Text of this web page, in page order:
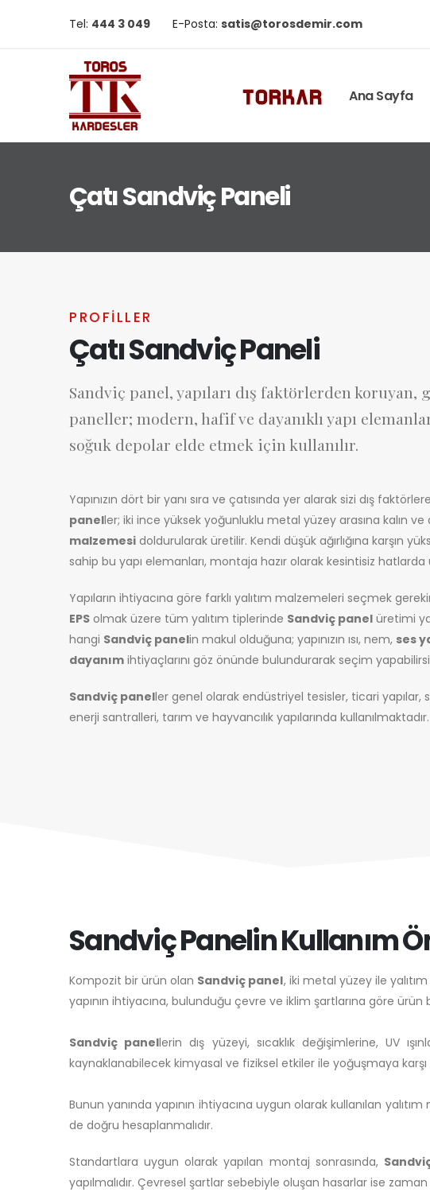
Tel: 444 3 049 E-Posta: satis@torosdemir.com
Ana Sayfa
Çatı Sandviç Paneli
PROFILLER
Çatı Sandviç Paneli
Sandviç panel, yapıları dış faktörlerden
paneller; modern, hafif ve dayanıklı yapı
soğuk depolar elde etmek için kullanılır.
Yapınızın dört bir yanı sıra ve çatısında yer alarak sizi dış
paneller; iki ince yüksek yoğunluklu metal yüzey arasına kalın
malzemesi doldurularak üretilir. Kendi düşük ağırlığına karşın
sahip bu yapı elemanları, montaja hazır olarak kesintisiz hatlarda
Yapıların ihtiyacına göre farklı yalıtım malzemeleri seçmek
EPS olmak üzere tüm yalıtım tiplerinde Sandviç panel üretimi
hangi Sandviç panelin makul olduğuna; yapınızın ısı, nem, ses
dayanım ihtiyaçlarını göz önünde bulundurarak seçim
Sandviç paneller genel olarak endüstriyel tesisler, ticari yapılar,
enerji santralleri, tarım ve hayvancılık yapılarında kullanılmaktadır.
Sandviç Panelin Kullanım
Kompozit bir ürün olan Sandviç panel, iki metal yüzey ile
yapının ihtiyacına, bulunduğu çevre ve iklim şartlarına göre
Sandviç panellerin dış yüzeyi, sıcaklık değişimlerine, UV
kaynaklanabilecek kimyasal ve fiziksel etkiler ile yoğuşmaya karşı
Bunun yanında yapının ihtiyacına uygun olarak kullanılan
de doğru hesaplanmalıdır.
Standartlara uygun olarak yapılan montaj sonrasında,
yapılmalıdır. Çevresel şartlar sebebiyle oluşan hasarlar ise